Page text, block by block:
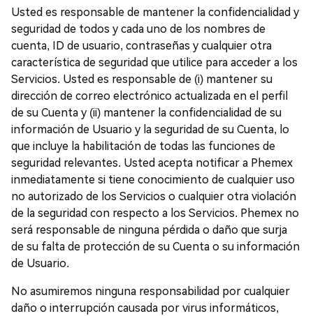
Usted es responsable de mantener la confidencialidad y
seguridad de todos y cada uno de los nombres de
cuenta, ID de usuario, contraseñas y cualquier otra
característica de seguridad que utilice para acceder a los
Servicios. Usted es responsable de (i) mantener su
dirección de correo electrónico actualizada en el perfil
de su Cuenta y (ii) mantener la confidencialidad de su
información de Usuario y la seguridad de su Cuenta, lo
que incluye la habilitación de todas las funciones de
seguridad relevantes. Usted acepta notificar a Phemex
inmediatamente si tiene conocimiento de cualquier uso
no autorizado de los Servicios o cualquier otra violación
de la seguridad con respecto a los Servicios. Phemex no
será responsable de ninguna pérdida o daño que surja
de su falta de protección de su Cuenta o su información
de Usuario.
No asumiremos ninguna responsabilidad por cualquier
daño o interrupción causada por virus informáticos,